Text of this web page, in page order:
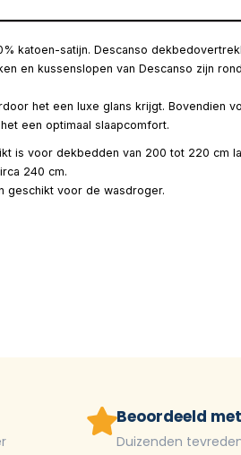
katoen-satijn. Descanso
en kussenslopen van Descanso zijn
het een luxe glans krijgt. Bovendien
een optimaal slaapcomfort.
is voor dekbedden van 200 tot 220 cm
240 cm.
geschikt voor de wasdroger.
Beoordeeld
Duizenden